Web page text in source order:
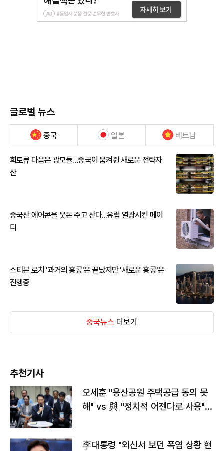
글로벌 뉴스
중국 일본 베트남
희토류 다음은 광모듈…중국이 움켜쥔 새로운 전략자
산
중국산 에어콘을 웃돈 주고 산다...유럽 열광시킨 메이
디
스티븐 로치 '과거의 홍콩'은 끝났지만 '새로운 홍콩'은
진행중
중국뉴스 더보기
추천기사
오세훈 "용산공원 주택공급 동의 못
해" vs 與 "정치적 어젠다로 사용"
李대통령 "외신서 보던 폭염 상황 현